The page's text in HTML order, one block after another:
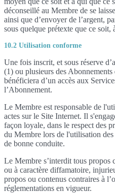
déconseillé au Membre de se
ainsi que d’envoyer de l’argent,
sous quelque prétexte que ce soit,
10.2 Utilisation conforme
Une fois inscrit, et sous réserve
(1) ou plusieurs des
bénéficiera d’un accès aux
l’Abonnement.
Le Membre est responsable de
actes sur le Site Internet. Il
façon loyale, dans le respect des
du Membre lors de l'utilisation
de bonne conduite.
Le Membre s’interdit tous propos
ou à caractère diffamatoire,
propos ou contenus contraires à
réglementations en vigueur.